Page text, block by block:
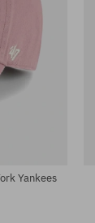
Yankees